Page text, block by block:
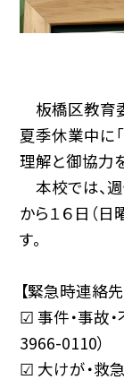
板橋区教育
夏季休業中に
理解と御協力
本校では、週
から１６日（
す。
【緊急時連絡先
☑ 事件・事故
3966-0110）
☑ 大けが・救